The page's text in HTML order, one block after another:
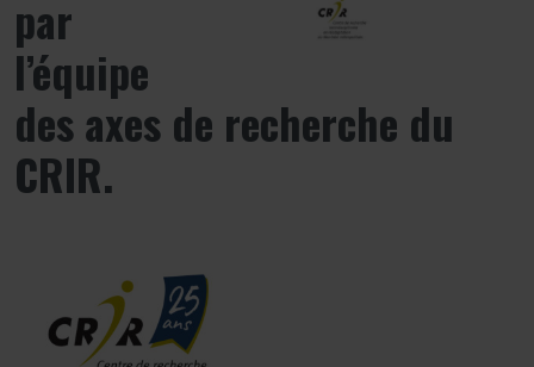
par
l’équipe
des axes de recherche du
CRIR.